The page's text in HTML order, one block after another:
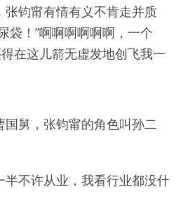
钧甯有情有义不肯走并质
袋！”啊啊啊啊啊啊，一个
在这儿箭无虚发地创飞我一
国舅，张钧甯的角色叫孙二
半不许从业，我看行业都没什